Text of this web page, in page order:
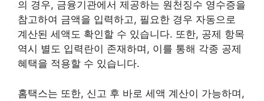
의 경우, 금융기관에서 제공하는 원천징수 영수증을
참고하여 금액을 입력하고, 필요한 경우 자동으로
계산된 세액도 확인할 수 있습니다. 또한, 공제 항목
역시 별도 입력란이 존재하며, 이를 통해 각종 공제
혜택을 적용할 수 있습니다.
홈택스는 또한, 신고 후 바로 세액 계산이 가능하며,